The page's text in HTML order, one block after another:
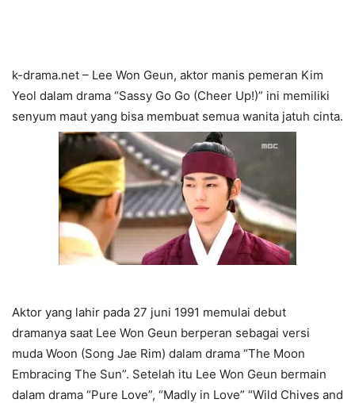
k-drama.net – Lee Won Geun, aktor manis pemeran Kim
Yeol dalam drama “Sassy Go Go (Cheer Up!)” ini memiliki
senyum maut yang bisa membuat semua wanita jatuh cinta.
Aktor yang lahir pada 27 juni 1991 memulai debut
dramanya saat Lee Won Geun berperan sebagai versi
muda Woon (Song Jae Rim) dalam drama “The Moon
Embracing The Sun”. Setelah itu Lee Won Geun bermain
dalam drama “Pure Love”, “Madly in Love” “Wild Chives and